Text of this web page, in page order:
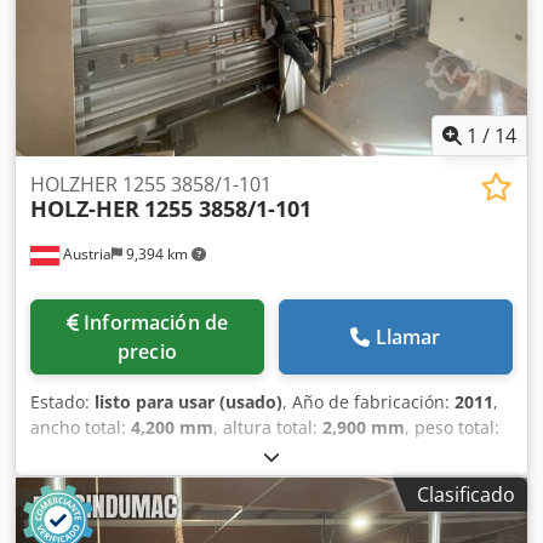
1 / 14
Austria 9,394 km
HOLZHER 1255 3858/1-101
HOLZ-HER 1255 3858/1-101
Información de
precio
Llamar
Estado: listo para usar (usado), Año de fabricación: 2011,
ancho total: 4,200 mm, altura total: 2,900 mm, peso total:
, Sierra para tableros fabricada en 2011. Esta
HOLZHER 1255 3858/1-101 cuenta con una longitud de
corte máxima de 3.300 mm y una altura de corte de 2.200
mm, lo que proporciona capacidades de corte versátiles.
Clasificado